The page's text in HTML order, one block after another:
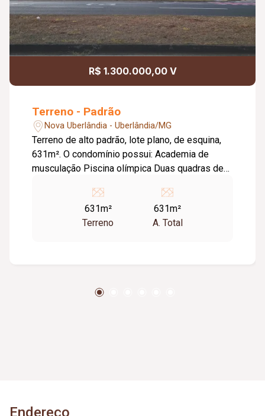
R$ 1.300.000,00 V
Terreno - Padrão
Nova Uberlândia - Uberlândia/MG
Terreno de alto padrão, lote plano, de esquina,
631m². O condomínio possui: Academia de
musculação Piscina olímpica Duas quadras de
Playground infantil Salão de jogos Sala de
ciclismo Pista de caminhada Linha de
631m²
Terreno
631m²
A. Total
Endereço